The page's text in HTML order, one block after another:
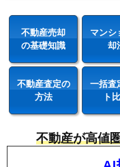
不動産売却
の基礎知識
マンシ
却
不動産査定の
方法
一括査
ト
不動産が高値